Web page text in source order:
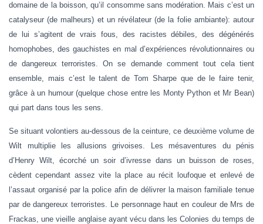
domaine de la boisson, qu’il consomme sans modération. Mais c’est un
catalyseur (de malheurs) et un révélateur (de la folie ambiante): autour
de lui s’agitent de vrais fous, des racistes débiles, des dégénérés
homophobes, des gauchistes en mal d’expériences révolutionnaires ou
de dangereux terroristes. On se demande comment tout cela tient
ensemble, mais c’est le talent de Tom Sharpe que de le faire tenir,
grâce à un humour (quelque chose entre les Monty Python et Mr Bean)
qui part dans tous les sens.
Se situant volontiers au-dessous de la ceinture, ce deuxième volume de
Wilt multiplie les allusions grivoises. Les mésaventures du pénis
d’Henry Wilt, écorché un soir d’ivresse dans un buisson de roses,
cèdent cependant assez vite la place au récit loufoque et enlevé de
l’assaut organisé par la police afin de délivrer la maison familiale tenue
par de dangereux terroristes. Le personnage haut en couleur de Mrs de
Frackas, une vieille anglaise ayant vécu dans les Colonies du temps de